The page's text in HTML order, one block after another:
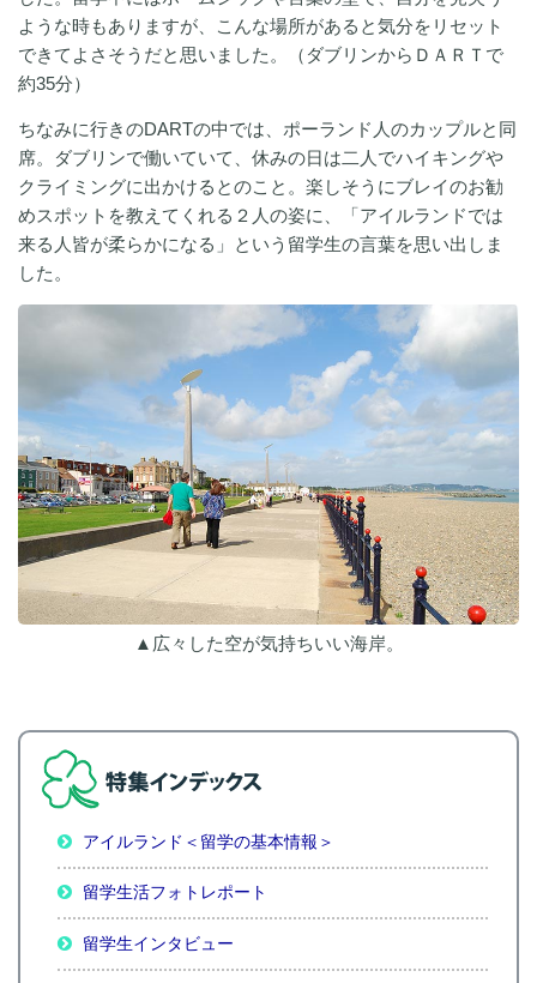
ような時もありますが、こんな場所があると気分をリセット
できてよさそうだと思いました。（ダブリンからＤＡＲＴで
約35分）
ちなみに行きのDARTの中では、ポーランド人のカップルと同
席。ダブリンで働いていて、休みの日は二人でハイキングや
クライミングに出かけるとのこと。楽しそうにブレイのお勧
めスポットを教えてくれる２人の姿に、「アイルランドでは
来る人皆が柔らかになる」という留学生の言葉を思い出しま
した。
▲広々した空が気持ちいい海岸。
アイルランド＜留学の基本情報＞
留学生活フォトレポート
留学生インタビュー